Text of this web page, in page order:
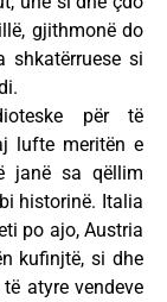
gjithmonë do
si
për të
lufte meritën e
janë sa qëllim
historinë. Italia
po ajo, Austria
kufinjtë, si dhe
atyre vendeve